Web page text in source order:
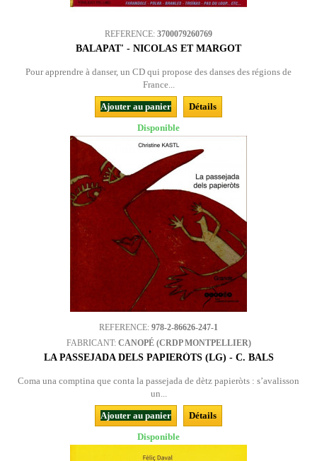
REFERENCE: 3700079260769
BALAPAT' - NICOLAS ET MARGOT
Pour apprendre à danser, un CD qui propose des danses des régions de
France...
Ajouter au panier
Détails
Disponible
REFERENCE: 978-2-86626-247-1
FABRICANT: CANOPÉ (CRDP MONTPELLIER)
LA PASSEJADA DELS PAPIERÒTS (LG) - C. BALS
Coma una comptina que conta la passejada de dètz papieròts : s’avalisson
un...
Ajouter au panier
Détails
Disponible